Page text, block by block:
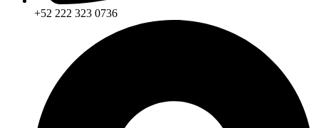
+52 222 323 0736